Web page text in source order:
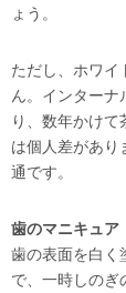
ょう。
ただし、ホワイ
ん。インターナ
り、数年かけ
は個人差があり
通です。
歯のマニキュア
歯の表面を白く
で、一時しのぎ